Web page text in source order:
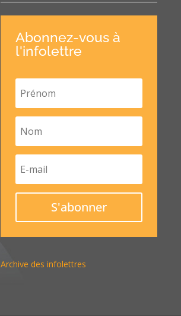
Abonnez-vous à
l'infolettre
S'abonner
Archive des infolettres